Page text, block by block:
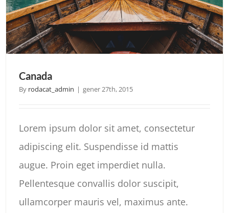
Canada
By rodacat_admin | gener 27th, 2015
Lorem ipsum dolor sit amet, consectetur
adipiscing elit. Suspendisse id mattis
augue. Proin eget imperdiet nulla.
Pellentesque convallis dolor suscipit,
ullamcorper mauris vel, maximus ante.